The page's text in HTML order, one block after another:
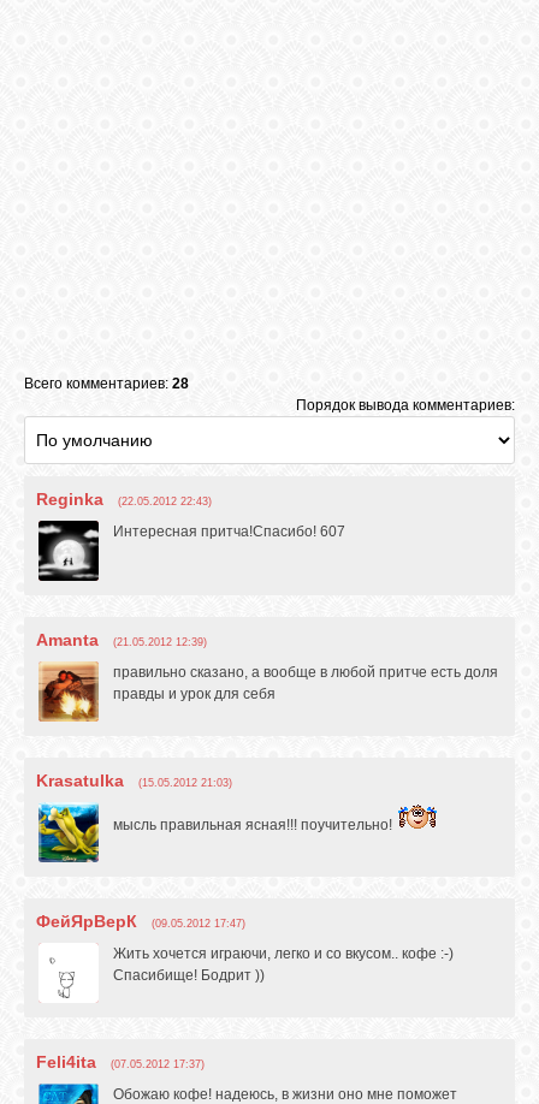
Всего комментариев: 28
Порядок вывода комментариев:
Reginka (22.05.2012 22:43)
Интересная притча!Спасибо! 607
Amanta (21.05.2012 12:39)
правильно сказано, а вообще в любой притче есть доля
правды и урок для себя
Krasatulka (15.05.2012 21:03)
мысль правильная ясная!!! поучительно!
ФейЯрВерК (09.05.2012 17:47)
Жить хочется играючи, легко и со вкусом.. кофе :-)
Спасибище! Бодрит ))
Feli4ita (07.05.2012 17:37)
Обожаю кофе! надеюсь, в жизни оно мне поможет